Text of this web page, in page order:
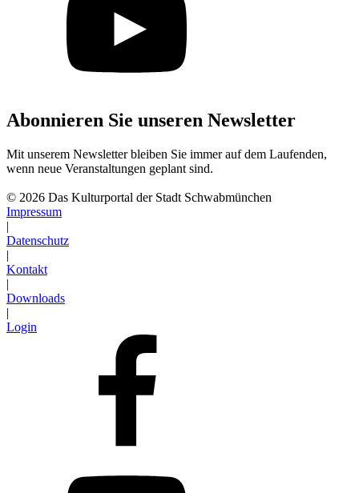
Abonnieren Sie unseren Newsletter
Mit unserem Newsletter bleiben Sie immer auf dem Laufenden,
wenn neue Veranstaltungen geplant sind.
© 2026 Das Kulturportal der Stadt Schwabmünchen
Impressum
|
Datenschutz
|
Kontakt
|
Downloads
|
Login